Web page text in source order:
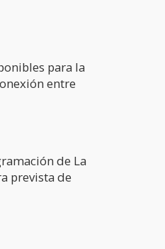
para la
entre
de La
prevista de